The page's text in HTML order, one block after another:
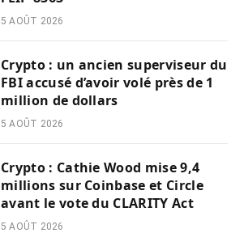
5 AOÛT 2026
Crypto : un ancien superviseur du
FBI accusé d’avoir volé près de 1
million de dollars
5 AOÛT 2026
Crypto : Cathie Wood mise 9,4
millions sur Coinbase et Circle
avant le vote du CLARITY Act
5 AOÛT 2026